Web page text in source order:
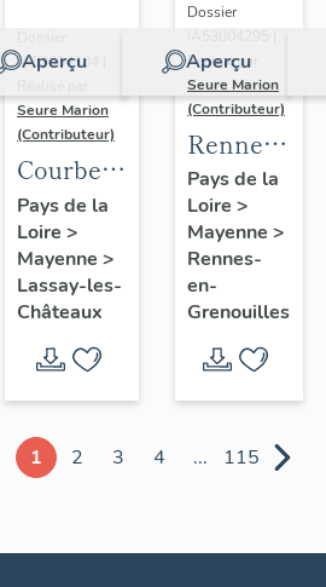
Aperçu
IA53004304 |
Seure Marion
(Contributeur)
Courberie
:
présentation
de
l'ancienne
commune
Pays de la
Loire >
Mayenne >
Lassay-les-
Châteaux
Aperçu
Dossier
Réalisé par
Seure Marion
(Contributeur)
Rennes-
en-
Grenouilles
:
de la
commune
Pays de la
Loire >
Mayenne >
Rennes-
en-
Grenouilles
1 2 3 4 ... 115